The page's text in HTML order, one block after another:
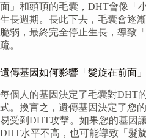
面」和頭頂的毛囊，DHT會像「
生長週期。長此下去，毛囊會逐
脆弱，最終完全停止生長，導致
疏。
遺傳基因如何影響「髮旋在前面
每個人的基因決定了毛囊對DHT
式。換言之，遺傳基因決定了您
易受到DHT攻擊。如果您的基因
DHT水平不高，也可能導致「髮